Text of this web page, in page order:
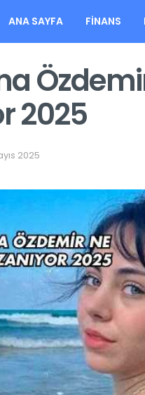
ANA SAYFA FINANS
2025
2025